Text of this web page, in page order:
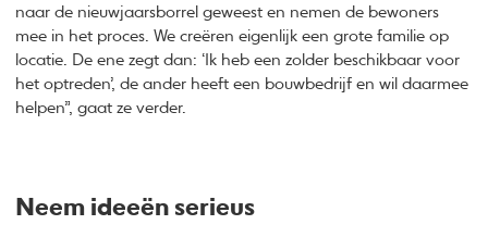
naar de nieuwjaarsborrel geweest en nemen de bewoners
mee in het proces. We creëren eigenlijk een grote familie op
locatie. De ene zegt dan: ‘Ik heb een zolder beschikbaar voor
het optreden’, de ander heeft een bouwbedrijf en wil daarmee
helpen”, gaat ze verder.
Neem ideeën serieus